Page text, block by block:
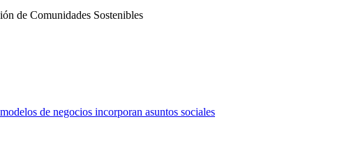
de Comunidades Sostenibles
de negocios incorporan asuntos sociales